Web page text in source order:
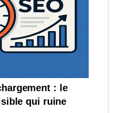
: le
qui ruine